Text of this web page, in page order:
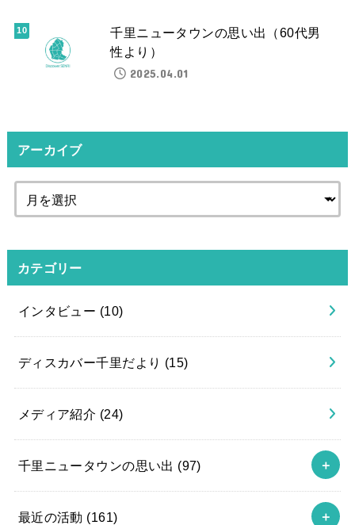
千里ニュータウンの思い出（60代男
性より）
2025.04.01
アーカイブ
カテゴリー
インタビュー (10)
ディスカバー千里だより (15)
メディア紹介 (24)
千里ニュータウンの思い出 (97)
最近の活動 (161)